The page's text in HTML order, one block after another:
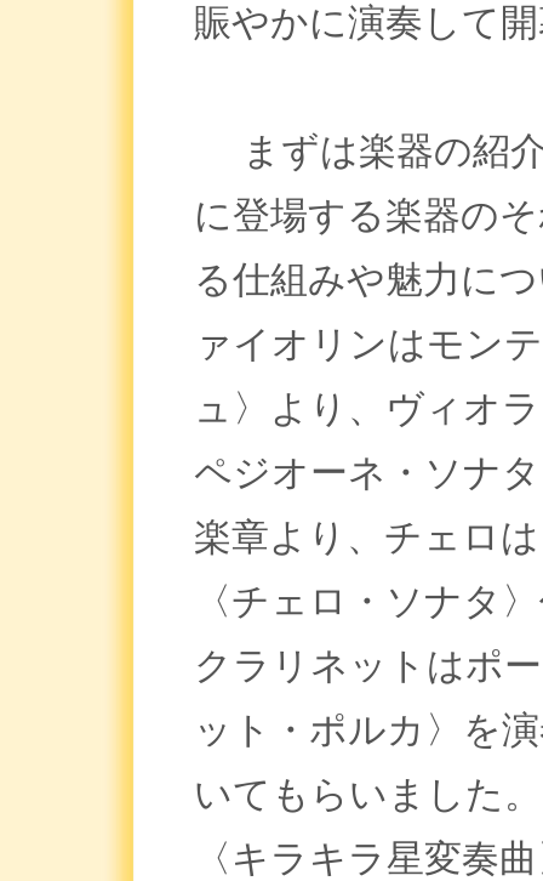
賑やかに演奏して
まずは楽器の紹
に登場する楽器の
る仕組みや魅力に
ァイオリンはモン
ュ〉より、ヴィオ
ペジオーネ・ソナ
楽章より、チェロ
〈チェロ・ソナタ
クラリネットはポ
ット・ポルカ〉を
いてもらいました
〈キラキラ星変奏